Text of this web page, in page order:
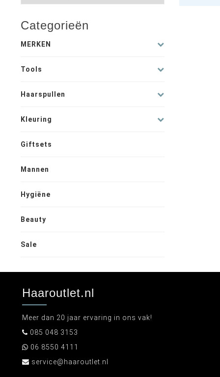
Categorieën
MERKEN
Tools
Haarspullen
Kleuring
Giftsets
Mannen
Hygiëne
Beauty
Sale
Haaroutlet.nl
Meer dan 20 jaar ervaring in ons vak!
085 048 3153
06 8550 4111
service@haaroutlet.nl